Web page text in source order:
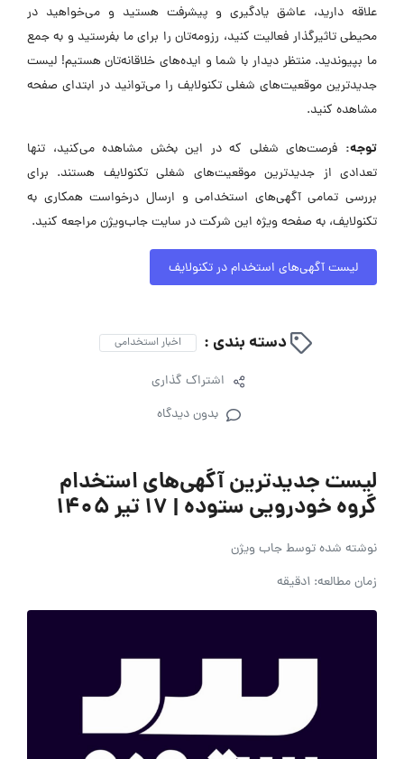
علاقه دارید، عاشق یادگیری و پیشرفت هستید و می‌خواهید در
محیطی تاثیرگذار فعالیت کنید، رزومه‌تان را برای ما بفرستید و به جمع
ما بپیوندید. منتظر دیدار با شما و ایده‌های خلاقانه‌تان هستیم! لیست
جدیدترین موقعیت‌های شغلی تکنولایف را می‌توانید در ابتدای صفحه
مشاهده کنید.
توجه: فرصت‌های شغلی که در این بخش مشاهده می‌کنید، تنها
تعدادی از جدیدترین موقعیت‌های شغلی تکنولایف هستند. برای
بررسی تمامی آگهی‌های استخدامی و ارسال درخواست همکاری به
تکنولایف، به صفحه ویژه این شرکت در سایت جاب‌ویژن مراجعه کنید.
لیست آگهی‌های استخدام در تکنولایف
دسته بندی : اخبار استخدامی
اشتراک گذاری
بدون دیدگاه
لیست جدیدترین آگهی‌های استخدام
گروه خودرویی ستوده | ۱۷ تیر ۱۴۰۵
نوشته شده توسطجاب ویژن
زمان مطالعه: 1دقیقه